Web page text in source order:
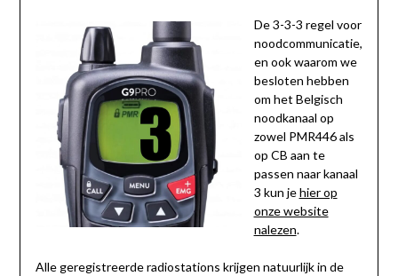
De 3-3-3 regel voor
noodcommunicatie,
en ook waarom we
besloten hebben
om het Belgisch
noodkanaal op
zowel PMR446 als
op CB aan te
passen naar kanaal
3 kun jehier op
onze website
nalezen.
Alle geregistreerde radiostations krijgen natuurlijk in de